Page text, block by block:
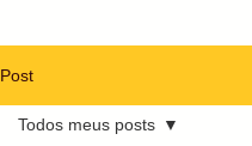
Post
Todos meus posts